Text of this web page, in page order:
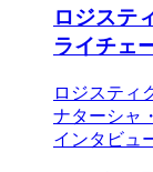
ロジステ
ライチェ
ロジスティ
ナターシャ
インタビュ